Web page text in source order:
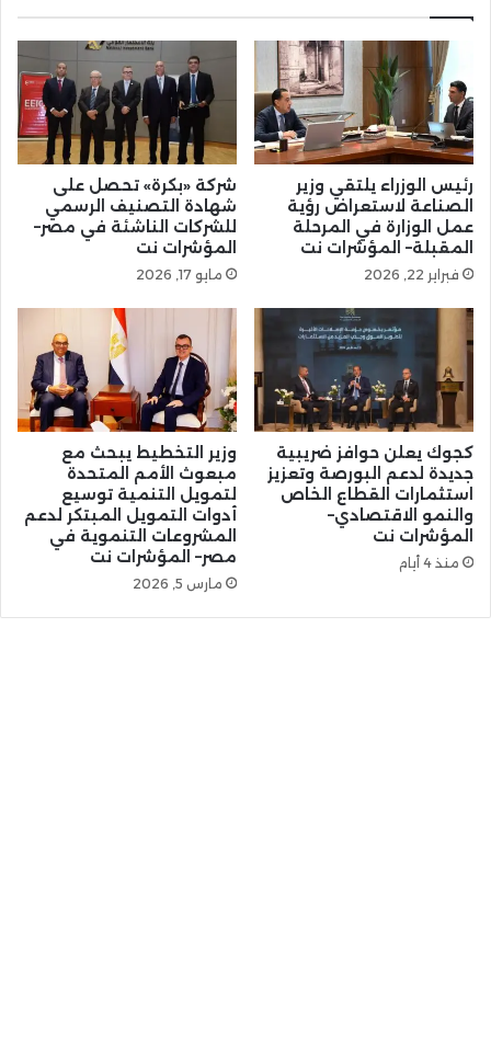
رئيس الوزراء يلتقي وزير
الصناعة لاستعراض رؤية
عمل الوزارة في المرحلة
المقبلة– المؤشرات نت
فبراير 22, 2026
شركة «بكرة» تحصل على
شهادة التصنيف الرسمي
للشركات الناشئة في مصر–
المؤشرات نت
مايو 17, 2026
كجوك يعلن حوافز ضريبية
جديدة لدعم البورصة وتعزيز
استثمارات القطاع الخاص
والنمو الاقتصادي–
المؤشرات نت
منذ 4 أيام
وزير التخطيط يبحث مع
مبعوث الأمم المتحدة
لتمويل التنمية توسيع
أدوات التمويل المبتكر لدعم
المشروعات التنموية في
مصر– المؤشرات نت
مارس 5, 2026